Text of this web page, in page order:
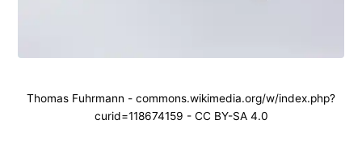
Thomas Fuhrmann - commons.wikimedia.org/w/index.php?
curid=118674159 - CC BY-SA 4.0